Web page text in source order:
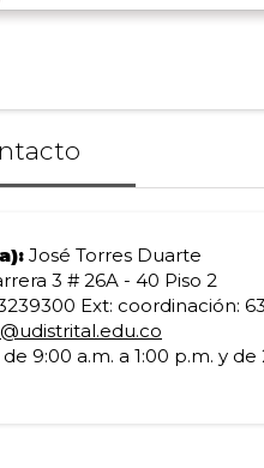
José Torres Duarte
3 # 26A - 40 Piso 2
Ext: coordinación:
9:00 a.m. a 1:00 p.m. y de